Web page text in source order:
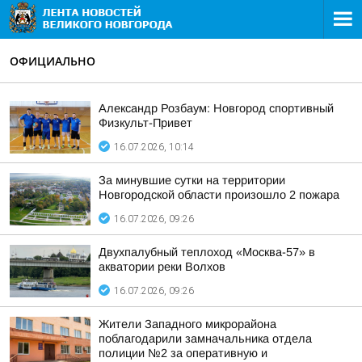
ОФИЦИАЛЬНО
Александр Розбаум: Новгород спортивный
Физкульт-Привет
16.07.2026, 10:14
За минувшие сутки на территории
Новгородской области произошло 2 пожара
16.07.2026, 09:26
Двухпалубный теплоход «Москва-57» в
акватории реки Волхов
16.07.2026, 09:26
Жители Западного микрорайона
поблагодарили замначальника отдела
полиции №2 за оперативную и